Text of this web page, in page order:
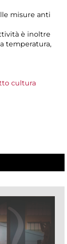
misure anti
è inoltre
temperatura,
cultura